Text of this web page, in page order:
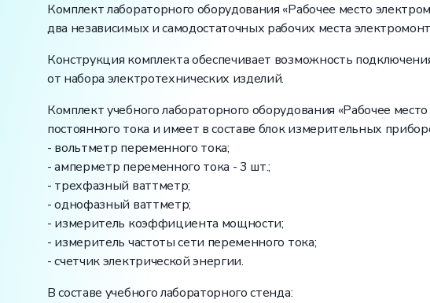
Комплект лабораторного оборудования «Рабочее место
два независимых и самодостаточных рабочих места
Конструкция комплекта обеспечивает возможность
от набора электротехнических изделий.
Комплект учебного лабораторного оборудования «Рабочее
постоянного тока и имеет в составе блок измерительных
- вольтметр переменного тока;
- амперметр переменного тока - 3 шт.;
- трехфазный ваттметр;
- однофазный ваттметр;
- измеритель коэффициента мощности;
- измеритель частоты сети переменного тока;
- счетчик электрической энергии.
В составе учебного лабораторного стенда: